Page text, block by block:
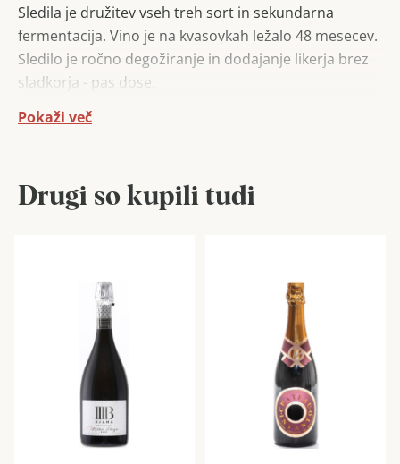
Sledila je družitev vseh treh sort in sekundarna
fermentacija. Vino je na kvasovkah ležalo 48 mesecev.
Sledilo je ročno degožiranje in dodajanje likerja brez
sladkorja - pas dose.
Je rumeno zelene in zlate barve, drobni mehurčki so
prepriča izrazita mineralnost in poudarjena svežina
citrusov. Zaznati je pecivo in bele sadeže, citruse ter
Pokaži več
Drugi so kupili tudi